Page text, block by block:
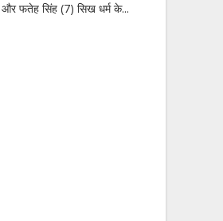
और फतेह सिंह (7) सिख धर्म के...